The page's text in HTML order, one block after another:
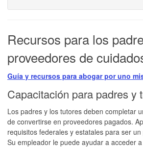
Recursos para los
proveedores de
Guía y recursos para abogar por uno
Capacitación para padres y
Los padres y los tutores deben completar
de convertirse en proveedores pagados.
requisitos federales y estatales para ser
Su empleador le puede ayudar a acceder